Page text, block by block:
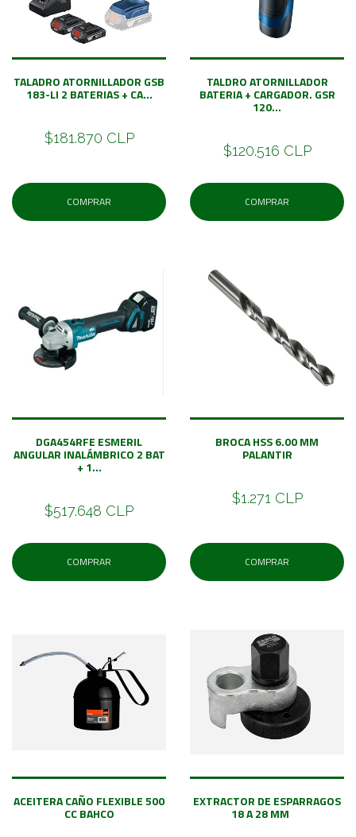
TALADRO ATORNILLADOR GSB
183-LI 2 BATERIAS + CA...
$181.870 CLP
COMPRAR
TALDRO ATORNILLADOR
BATERIA + CARGADOR. GSR
120...
$120.516 CLP
COMPRAR
DGA454RFE ESMERIL
ANGULAR INALÁMBRICO 2 BAT
+ 1...
$517.648 CLP
COMPRAR
BROCA HSS 6.00 MM
PALANTIR
$1.271 CLP
COMPRAR
ACEITERA CAÑO FLEXIBLE 500
CC BAHCO
EXTRACTOR DE ESPARRAGOS
18 A 28 MM